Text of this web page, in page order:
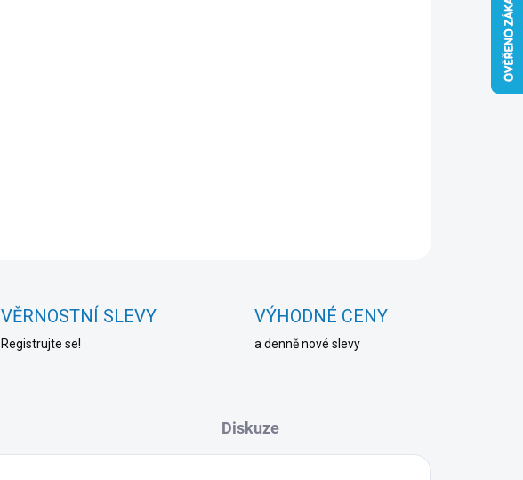
VĚRNOSTNÍ SLEVY
Registrujte se!
VÝHODNÉ CENY
a denně nové slevy
Diskuze